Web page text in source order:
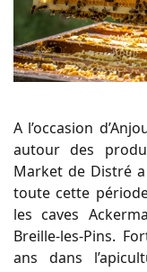
A l’occasion
autour des
Market de Distré
toute cette
les caves
Breille-les-Pins.
ans dans